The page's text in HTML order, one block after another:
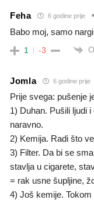
Feha 6 godine prije
Babo moj, samo
1 -3
Jomla 6 godine prije
Prije svega: pušenje
1) Duhan. Pušili ljudi
naravno.
2) Kemija. Radi što
3) Filter. Da bi se
stavlja u cigarete,
= rak usne šupljine,
4) Još kemije.